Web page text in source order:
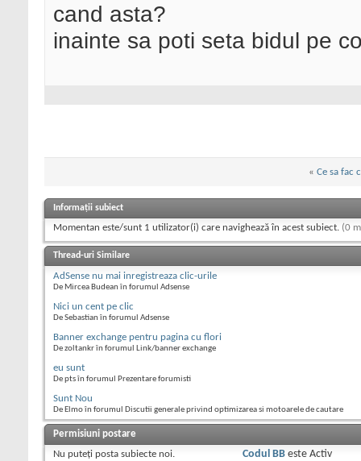
cand asta?
inainte sa poti seta bidul pe
« Ce sa fac
Informații subiect
Momentan este/sunt 1 utilizator(i) care navighează în acest subiect. (0
Thread-uri Similare
AdSense nu mai inregistreaza clic-urile
De Mircea Budean în forumul Adsense
Nici un cent pe clic
De Sebastian în forumul Adsense
Banner exchange pentru pagina cu flori
De zoltankr în forumul Link/banner exchange
eu sunt
De pts în forumul Prezentare forumisti
Sunt Nou
De Elmo în forumul Discutii generale privind optimizarea si motoarele de cautare
Permisiuni postare
Nu puteţi posta subiecte noi.
Codul BBeste Activ